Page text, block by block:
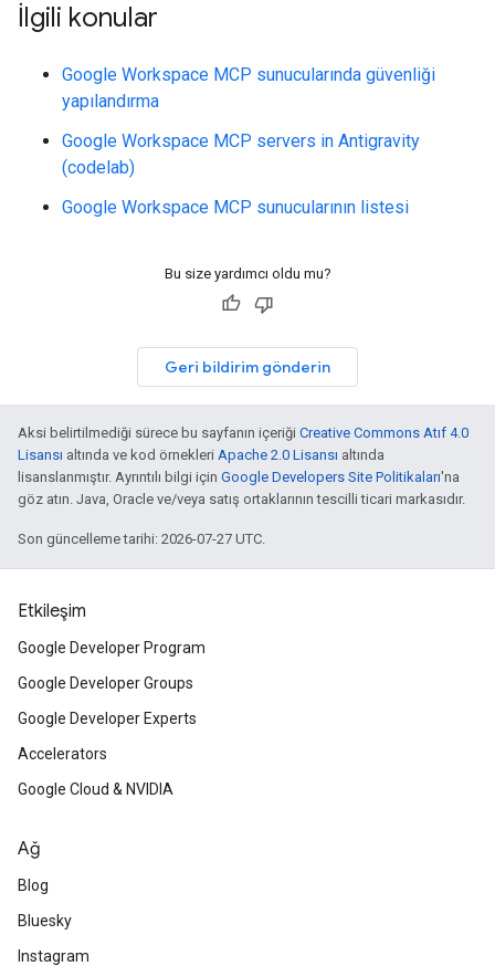
İlgili konular
Google Workspace MCP sunucularında güvenliği
yapılandırma
Google Workspace MCP servers in Antigravity
(codelab)
Google Workspace MCP sunucularının listesi
Bu size yardımcı oldu mu?
Geri bildirim gönderin
Aksi belirtilmediği sürece bu sayfanın içeriği Creative Commons Atıf 4.0
Lisansı altında ve kod örnekleri Apache 2.0 Lisansı altında
lisanslanmıştır. Ayrıntılı bilgi için Google Developers Site Politikaları'na
göz atın. Java, Oracle ve/veya satış ortaklarının tescilli ticari markasıdır.
Son güncelleme tarihi: 2026-07-27 UTC.
Etkileşim
Google Developer Program
Google Developer Groups
Google Developer Experts
Accelerators
Google Cloud & NVIDIA
Ağ
Blog
Bluesky
Instagram